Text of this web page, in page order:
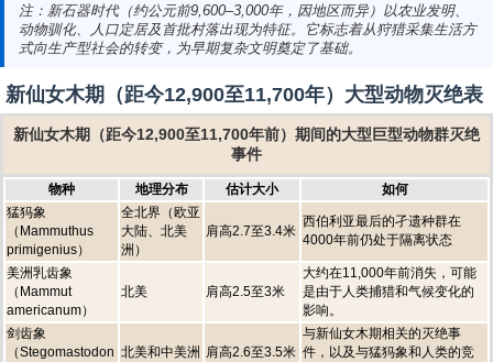
注：新石器时代（约公元前9,600–3,000年，因地区而异）以农业发明、
动物驯化、人口定居及首批村落出现为特征。它标志着从狩猎采集生活方
式向生产型社会的转变，为早期复杂文明奠定了基础。
新仙女木期（距今12,900至11,700年）大型动物灭绝表
新仙女木期（距今12,900至11,700年前）期间的大型巨型动物群灭绝
事件
物种 地理分布 估计大小
如何
猛犸象
（Mammuthus
primigenius）
全北界（欧亚
大陆、北美
洲）
肩高2.7至3.4米
西伯利亚最后的孑遗种群在
4000年前仍处于隔离状态
美洲乳齿象
（Mammut
americanum）
北美 肩高2.5至3米
大约在11,000年前消失，可能
是由于人类捕猎和气候变化的
影响。
剑齿象
（Stegomastodon 北美和中美洲 肩高2.6至3.5米
与新仙女木期相关的灭绝事
件，以及与猛犸象和人类的竞